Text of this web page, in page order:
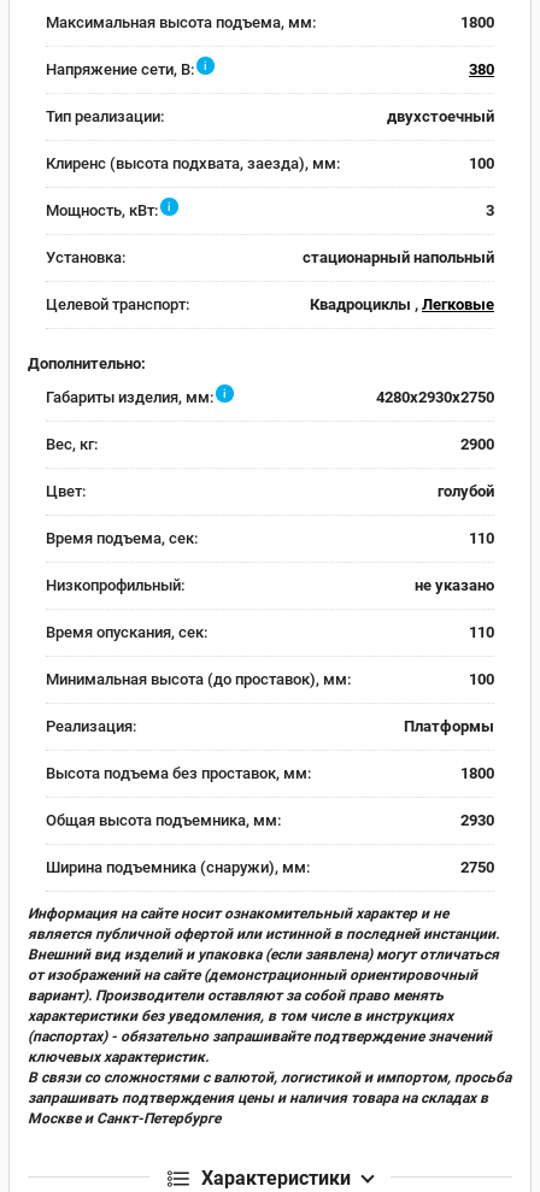
Максимальная высота подъема, мм: 1800
Напряжение сети, В: i 380
Тип реализации: двухстоечный
Клиренс (высота подхвата, заезда), мм: 100
Мощность, кВт: i 3
Установка: стационарный напольный
Целевой транспорт: Квадроциклы , Легковые
Дополнительно:
Габариты изделия, мм:
i 4280x2930x2750
Вес, кг: 2900
Цвет: голубой
Время подъема, сек: 110
Низкопрофильный: не указано
Время опускания, сек: 110
Минимальная высота (до проставок), мм: 100
Реализация: Платформы
Высота подъема без проставок, мм: 1800
Общая высота подъемника, мм: 2930
Ширина подъемника (снаружи), мм: 2750
Информация на сайте носит ознакомительный характер и не
является публичной офертой или истинной в последней инстанции.
Внешний вид изделий и упаковка (если заявлена) могут отличаться
от изображений на сайте (демонстрационный ориентировочный
вариант). Производители оставляют за собой право менять
характеристики без уведомления, в том числе в инструкциях
(паспортах) - обязательно запрашивайте подтверждение значений
ключевых характеристик.
В связи со сложностями с валютой, логистикой и импортом, просьба
запрашивать подтверждения цены и наличия товара на складах в
Москве и Санкт-Петербурге
Характеристики